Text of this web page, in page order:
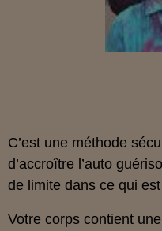
C’est une méthode
d’accroître l’auto
de limite dans ce qui
Votre corps contient